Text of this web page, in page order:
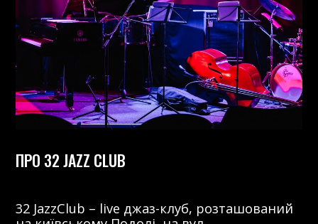
ПРО 32 JAZZ CLUB
32 JazzClub – live джаз-клуб, розташований